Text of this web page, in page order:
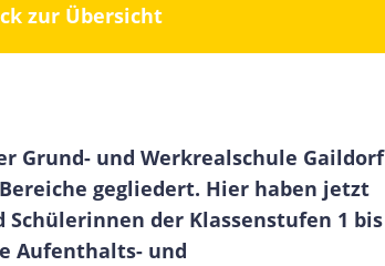
zur Übersicht
Grund- und Werkrealschule Gaildorf
gegliedert. Hier haben jetzt
Schülerinnen der Klassenstufen 1 bis
Aufenthalts- und